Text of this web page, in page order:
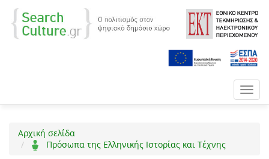
Αρχική σελίδα
Πρόσωπα της Ελληνικής Ιστορίας και Τέχνης